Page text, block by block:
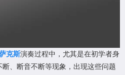
克斯演奏过程中，尤其是在初学者身
、断音不断等现象，出现这些问题